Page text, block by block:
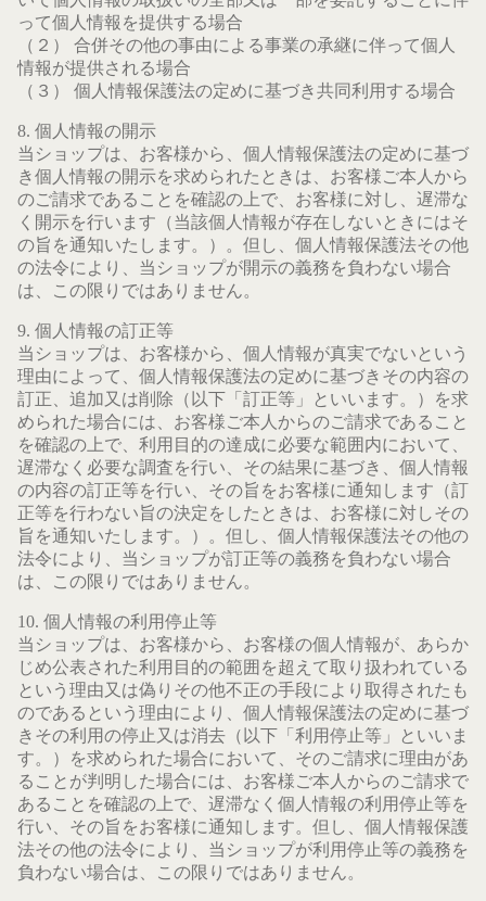
って個人情報を提供する場合
（２） 合併その他の事由による事業の承継に伴って個人
情報が提供される場合
（３） 個人情報保護法の定めに基づき共同利用する場合
8. 個人情報の開示
当ショップは、お客様から、個人情報保護法の定めに基づ
き個人情報の開示を求められたときは、お客様ご本人から
のご請求であることを確認の上で、お客様に対し、遅滞な
く開示を行います（当該個人情報が存在しないときにはそ
の旨を通知いたします。）。但し、個人情報保護法その他
の法令により、当ショップが開示の義務を負わない場合
は、この限りではありません。
9. 個人情報の訂正等
当ショップは、お客様から、個人情報が真実でないという
理由によって、個人情報保護法の定めに基づきその内容の
訂正、追加又は削除（以下「訂正等」といいます。）を求
められた場合には、お客様ご本人からのご請求であること
を確認の上で、利用目的の達成に必要な範囲内において、
遅滞なく必要な調査を行い、その結果に基づき、個人情報
の内容の訂正等を行い、その旨をお客様に通知します（訂
正等を行わない旨の決定をしたときは、お客様に対しその
旨を通知いたします。）。但し、個人情報保護法その他の
法令により、当ショップが訂正等の義務を負わない場合
は、この限りではありません。
10. 個人情報の利用停止等
当ショップは、お客様から、お客様の個人情報が、あらか
じめ公表された利用目的の範囲を超えて取り扱われている
という理由又は偽りその他不正の手段により取得されたも
のであるという理由により、個人情報保護法の定めに基づ
きその利用の停止又は消去（以下「利用停止等」といいま
す。）を求められた場合において、そのご請求に理由があ
ることが判明した場合には、お客様ご本人からのご請求で
あることを確認の上で、遅滞なく個人情報の利用停止等を
行い、その旨をお客様に通知します。但し、個人情報保護
法その他の法令により、当ショップが利用停止等の義務を
負わない場合は、この限りではありません。